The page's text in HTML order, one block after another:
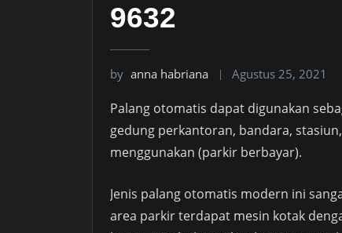
9632
by anna habriana Agustus 25, 2021
Palang otomatis dapat digunakan
gedung perkantoran, bandara,
menggunakan (parkir berbayar).
Jenis palang otomatis modern ini
area parkir terdapat mesin kotak